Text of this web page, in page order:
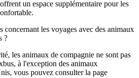
un espace supplémentaire pour les
concernant les voyages avec des animaux
?
les animaux de compagnie ne sont pas
à l'exception des animaux
vous pouvez consulter la page